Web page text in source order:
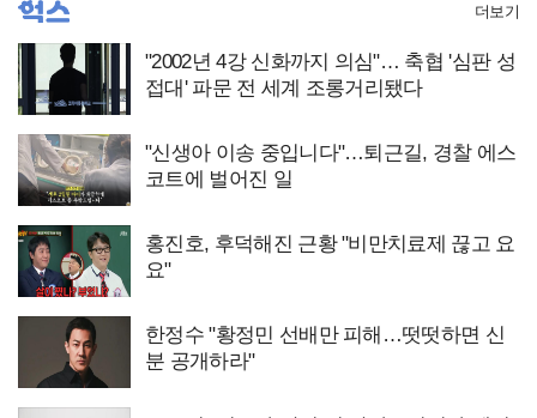
"2002년 4강 신화까지 의심"… 축협 '심판 성
접대' 파문 전 세계 조롱거리됐다
"신생아 이송 중입니다"…퇴근길, 경찰 에스
코트에 벌어진 일
홍진호, 후덕해진 근황 "비만치료제 끊고 요
요"
한정수 "황정민 선배만 피해…떳떳하면 신
분 공개하라"
더보기